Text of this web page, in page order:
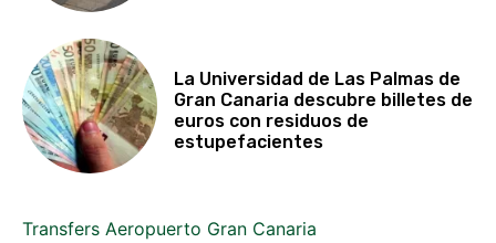
La Universidad de Las Palmas de
Gran Canaria descubre billetes de
euros con residuos de
estupefacientes
Transfers Aeropuerto Gran Canaria